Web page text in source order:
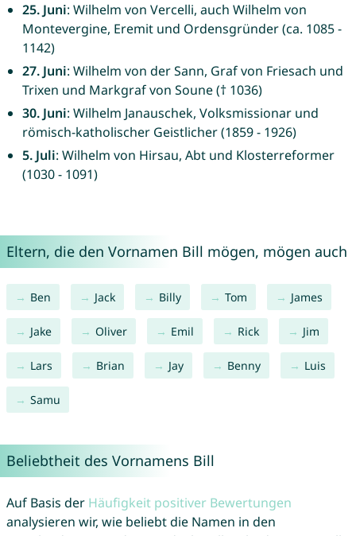
25. Juni: Wilhelm von Vercelli, auch Wilhelm von
Montevergine, Eremit und Ordensgründer (ca. 1085 -
1142)
27. Juni: Wilhelm von der Sann, Graf von Friesach und
Trixen und Markgraf von Soune († 1036)
30. Juni: Wilhelm Janauschek, Volksmissionar und
römisch-katholischer Geistlicher (1859 - 1926)
5. Juli: Wilhelm von Hirsau, Abt und Klosterreformer
(1030 - 1091)
Eltern, die den Vornamen Bill mögen, mögen auch
Ben Jack Billy Tom James
Jake Oliver Emil Rick Jim
Lars Brian Jay Benny Luis
Samu
Beliebtheit des Vornamens Bill
Auf Basis der Häufigkeit positiver Bewertungen
analysieren wir, wie beliebt die Namen in den